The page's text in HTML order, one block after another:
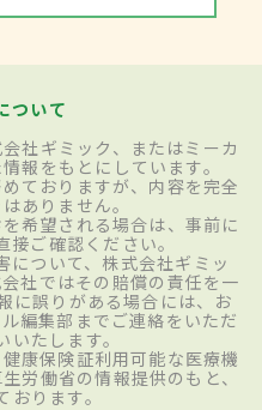
ついて
社ギミック、またはミーカ
報をもとにしています。
ておりますが、内容を完全
ありません。
希望される場合は、事前に
ご確認ください。
について、株式会社ギミッ
社ではその賠償の責任を一
に誤りがある場合には、お
編集部までご連絡をいただ
いたします。
康保険証利用可能な医療機
労働省の情報提供のもと、
ります。